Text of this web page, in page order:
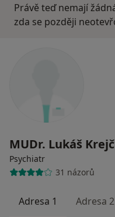
Právě teď nemají
zda se později
MUDr. Lukáš
Psychiatr
31 názorů
Adresa 1 Adresa 2